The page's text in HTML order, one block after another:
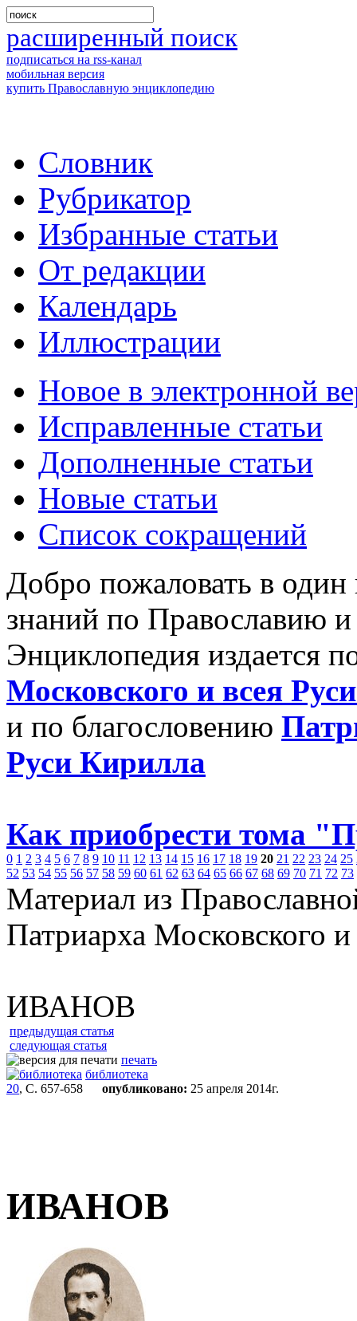
расширенный поиск
подписаться на rss-канал
мобильная версия
купить Православную энциклопедию
Словник
Рубрикатор
Избранные статьи
От редакции
Календарь
Иллюстрации
Новое в электронной
Исправленные статьи
Дополненные статьи
Новые статьи
Список сокращений
Добро пожаловать в
знаний по Православию
Энциклопедия издается
Московского и всея
и по благословению
Руси Кирилла
Как приобрести тома
0 1 2 3 4 5 6 7 8 9 10 11 12 13 14 15 16 17 18 19 20 21 22 23 24 25
52 53 54 55 56 57 58 59 60 61 62 63 64 65 66 67 68 69 70 71 72 73
Материал из
Патриарха Московского
ИВАНОВ
предыдущая статья
следующая статья
печать
библиотека
20, С. 657-658 опубликовано: 25 апреля 2014г.
ИВАНОВ